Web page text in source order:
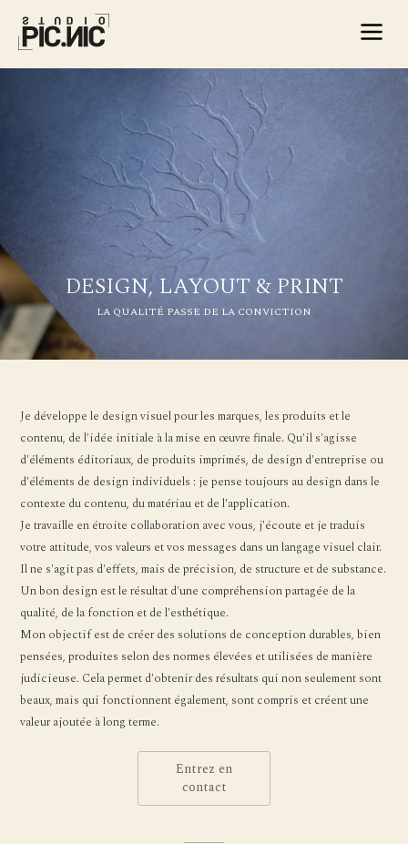
DESIGN, LAYOUT & PRINT
LA QUALITÉ PASSE DE LA CONVICTION
Je développe le design visuel pour les marques, les produits et le
contenu, de l'idée initiale à la mise en œuvre finale. Qu'il s'agisse
d'éléments éditoriaux, de produits imprimés, de design d'entreprise ou
d'éléments de design individuels : je pense toujours au design dans le
contexte du contenu, du matériau et de l'application.
Je travaille en étroite collaboration avec vous, j'écoute et je traduis
votre attitude, vos valeurs et vos messages dans un langage visuel clair.
Il ne s'agit pas d'effets, mais de précision, de structure et de substance.
Un bon design est le résultat d'une compréhension partagée de la
qualité, de la fonction et de l'esthétique.
Mon objectif est de créer des solutions de conception durables, bien
pensées, produites selon des normes élevées et utilisées de manière
judicieuse. Cela permet d'obtenir des résultats qui non seulement sont
beaux, mais qui fonctionnent également, sont compris et créent une
valeur ajoutée à long terme.
Entrez en
contact